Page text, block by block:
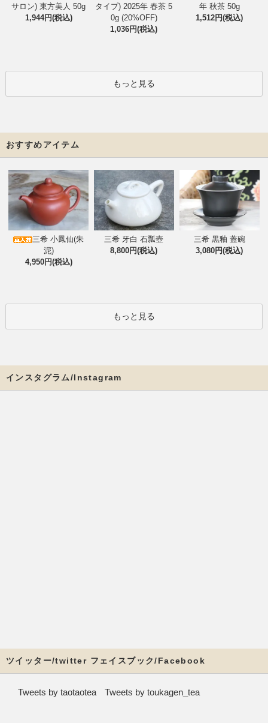
サロン) 東方美人 50g
1,944円(税込)
タイプ) 2025年 春茶 5
0g (20%OFF)
1,036円(税込)
年 秋茶 50g
1,512円(税込)
もっと見る
おすすめアイテム
三希 小鳳仙(朱
泥)
4,950円(税込)
三希 牙白 石瓢壺
8,800円(税込)
三希 黒釉 蓋碗
3,080円(税込)
もっと見る
インスタグラム/Instagram
ツイッター/twitter フェイスブック/Facebook
Tweets by taotaotea Tweets by toukagen_tea